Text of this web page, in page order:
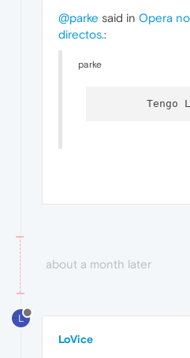
@parke said in Opera
directos.:
parke
about a month later
L
LoVice